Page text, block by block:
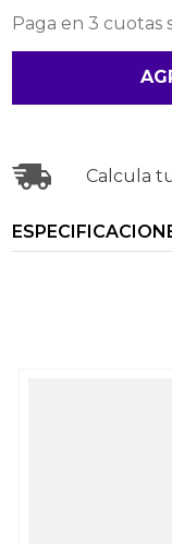
Paga en 3 cuotas
Calcula